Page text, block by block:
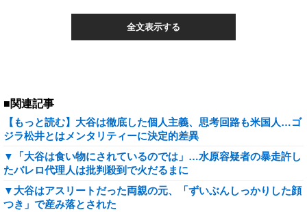
全文表示する
■関連記事
【もっと読む】大谷は徹底した個人主義、思考回路も米国人…ゴ
ジラ松井とはメンタリティーに決定的差異
▼「大谷は食い物にされているのでは」…水原容疑者の暴走許し
たバレロ代理人は批判殺到で火だるまに
▼大谷はアスリートだった両親の元、「ずいぶんしっかりした顔
つき」で産み落とされた